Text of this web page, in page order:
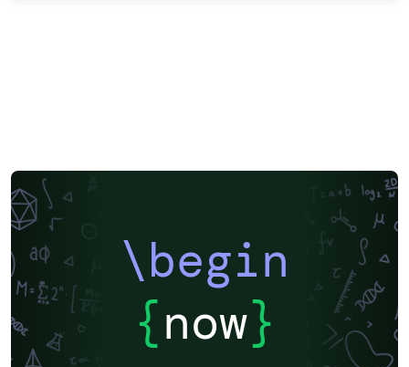
\begin
{now}